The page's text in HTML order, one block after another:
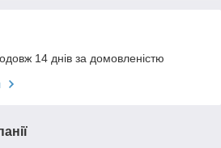
14 днів за домовленістю